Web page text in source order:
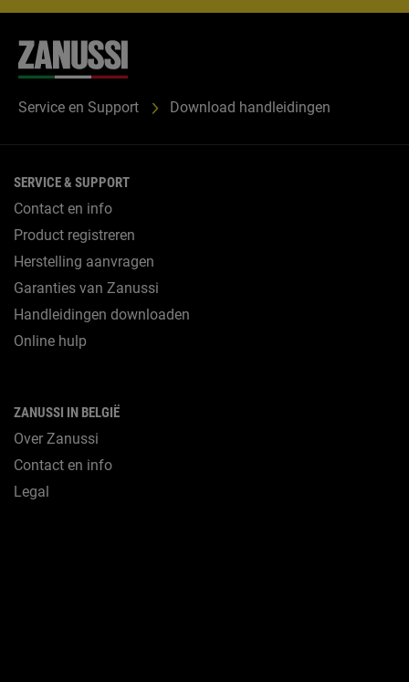
Service en Support Download handleidingen
SERVICE & SUPPORT
Contact en info
Product registreren
Herstelling aanvragen
Garanties van Zanussi
Handleidingen downloaden
Online hulp
ZANUSSI IN BELGIË
Over Zanussi
Contact en info
Legal